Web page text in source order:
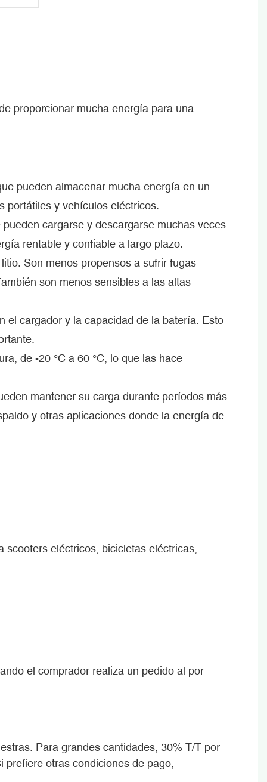
proporcionar mucha energía para una
pueden almacenar mucha energía en un
portátiles y vehículos eléctricos.
cargarse y descargarse muchas veces
rentable y confiable a largo plazo.
Son menos propensos a sufrir fugas
son menos sensibles a las altas
el cargador y la capacidad de la batería. Esto
de -20 °C a 60 °C, lo que las hace
mantener su carga durante períodos más
y otras aplicaciones donde la energía de
eléctricos, bicicletas eléctricas,
el comprador realiza un pedido al por
Para grandes cantidades, 30% T/T por
otras condiciones de pago,